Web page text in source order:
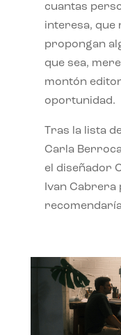
cuantas
interesa, que
propongan
que sea,
montón
oportunidad.
Tras la lista
Carla
el diseñador
Ivan